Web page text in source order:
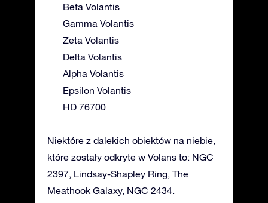
Beta Volantis
Gamma Volantis
Zeta Volantis
Delta Volantis
Alpha Volantis
Epsilon Volantis
HD 76700
Niektóre z dalekich obiektów na niebie,
które zostały odkryte w Volans to: NGC
2397, Lindsay-Shapley Ring, The
Meathook Galaxy, NGC 2434.